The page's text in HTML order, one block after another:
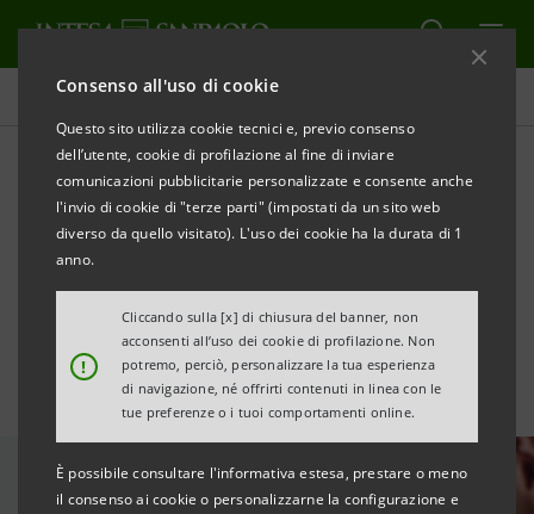
Consenso all'uso di cookie
Questo sito utilizza cookie tecnici e, previo consenso
dell’utente, cookie di profilazione al fine di inviare
comunicazioni pubblicitarie personalizzate e consente anche
l'invio di cookie di "terze parti" (impostati da un sito web
diverso da quello visitato). L'uso dei cookie ha la durata di 1
anno.
!
Cliccando sulla [x] di chiusura del banner, non
acconsenti all’uso dei cookie di profilazione. Non
potremo, perciò, personalizzare la tua esperienza
di navigazione, né offrirti contenuti in linea con le
tue preferenze o i tuoi comportamenti online.
È possibile consultare l'informativa estesa, prestare o meno
il consenso ai cookie o personalizzarne la configurazione e
Tutte le news
Nuovi investimenti di Neva
SGR nei settori Life Sciences
e PropTech